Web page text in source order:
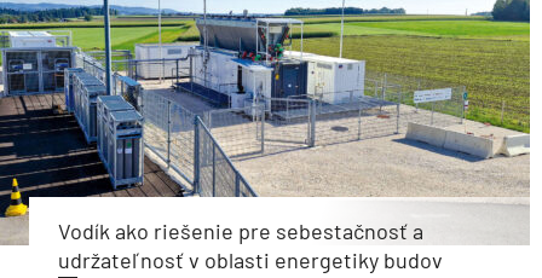
Vodík ako riešenie pre sebestačnosť a
udržateľnosť v oblasti energetiky budov